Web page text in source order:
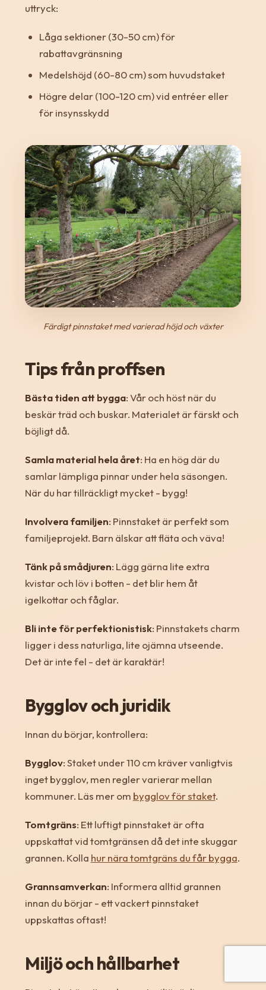
uttryck:
Låga sektioner (30-50 cm) för
rabattavgränsning
Medelshöjd (60-80 cm) som huvudstaket
Högre delar (100-120 cm) vid entréer eller
för insynsskydd
Färdigt pinnstaket med varierad höjd och växter
Tips från proffsen
Bästa tiden att bygga: Vår och höst när du
beskär träd och buskar. Materialet är färskt och
böjligt då.
Samla material hela året: Ha en hög där du
samlar lämpliga pinnar under hela säsongen.
När du har tillräckligt mycket - bygg!
Involvera familjen: Pinnstaket är perfekt som
familjeprojekt. Barn älskar att fläta och väva!
Tänk på smådjuren: Lägg gärna lite extra
kvistar och löv i botten - det blir hem åt
igelkottar och fåglar.
Bli inte för perfektionistisk: Pinnstakets charm
ligger i dess naturliga, lite ojämna utseende.
Det är inte fel - det är karaktär!
Bygglov och juridik
Innan du börjar, kontrollera:
Bygglov: Staket under 110 cm kräver vanligtvis
inget bygglov, men regler varierar mellan
kommuner. Läs mer om bygglov för staket.
Tomtgräns: Ett luftigt pinnstaket är ofta
uppskattat vid tomtgränsen då det inte skuggar
grannen. Kolla hur nära tomtgräns du får bygga.
Grannsamverkan: Informera alltid grannen
innan du börjar - ett vackert pinnstaket
uppskattas oftast!
Miljö och hållbarhet